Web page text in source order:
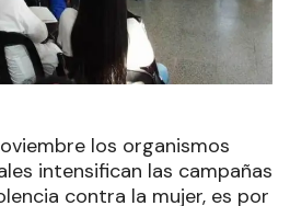
los organismos
intensifican las campañas
contra la mujer, es por